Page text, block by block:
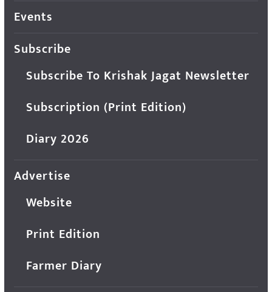
Events
Subscribe
Subscribe To Krishak Jagat Newsletter
Subscription (Print Edition)
Diary 2026
Advertise
Website
Print Edition
Farmer Diary